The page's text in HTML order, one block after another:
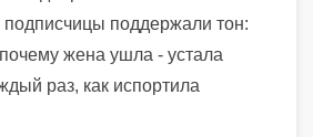
поддержали тон:
жена ушла - устала
раз, как испортила